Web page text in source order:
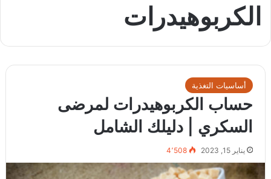
الكربوهيدرات
أساسيات التغذية
حساب الكربوهيدرات لمرضى
السكري | دليلك الشامل
يناير 15, 2023 4٬508